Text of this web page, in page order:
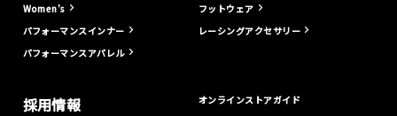
Women's
パフォーマンスインナー
パフォーマンスアパレル
フットウェア
レーシングアクセサリー
採用情報
オンラインストアガイド